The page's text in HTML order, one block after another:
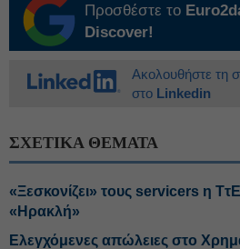
Προσθέστε το
Discover!
Ακολουθήστε τη
στο Linkedin
ΣΧΕΤΙΚΑ ΘΕΜΑΤΑ
«Ξεσκονίζει» τους servicers η
«Ηρακλή»
Ελεγχόμενες απώλειες στο